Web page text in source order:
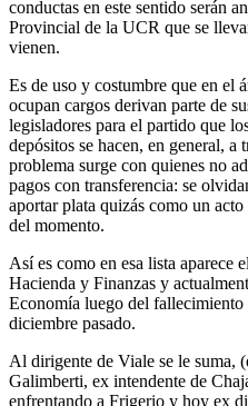
conductas en este sentido serán
Provincial de la UCR que se
vienen.
Es de uso y costumbre que en el
ocupan cargos derivan parte de
legisladores para el partido que
depósitos se hacen, en general, a
problema surge con quienes no
pagos con transferencia: se
aportar plata quizás como un
del momento.
Así es como en esa lista aparece
Hacienda y Finanzas y
Economía luego del
diciembre pasado.
Al dirigente de Viale se le suma,
Galimberti, ex intendente de
enfrentando a Frigerio y hoy ex